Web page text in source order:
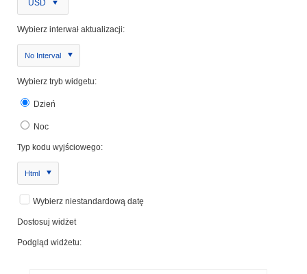
USD
Wybierz interwał aktualizacji:
No Interval
Wybierz tryb widgetu:
Dzień
Noc
Typ kodu wyjściowego:
Html
Wybierz niestandardową datę
Dostosuj widżet
Podgląd widżetu: